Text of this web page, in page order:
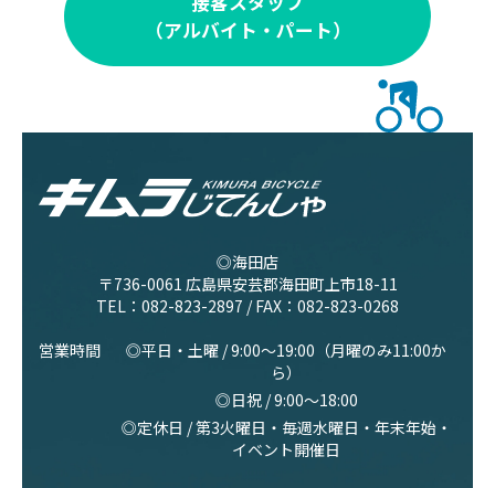
（アルバイト・パート）
◎海田店
〒736-0061 広島県安芸郡海田町上市18-11
TEL： 082-823-2897 / FAX：082-823-0268
営業時間
◎平日・土曜 / 9:00〜19:00（月曜のみ11:00か
ら）
◎日祝 / 9:00〜18:00
◎定休日 / 第3火曜日・毎週水曜日・年末年始・
イベント開催日